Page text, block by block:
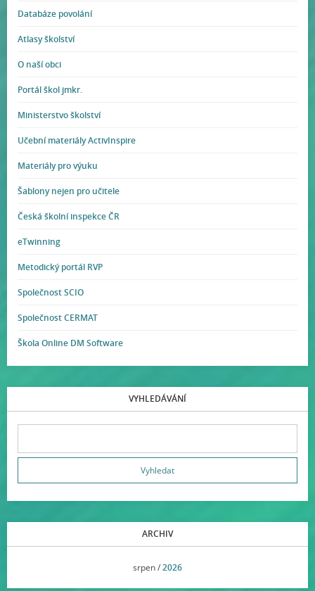
Databáze povolání
Atlasy školství
O naší obci
Portál škol jmkr.
Ministerstvo školství
Učební materiály ActivInspire
Materiály pro výuku
Šablony nejen pro učitele
Česká školní inspekce ČR
eTwinning
Metodický portál RVP
Společnost SCIO
Společnost CERMAT
Škola Online DM Software
VYHLEDÁVÁNÍ
ARCHIV
srpen /2026